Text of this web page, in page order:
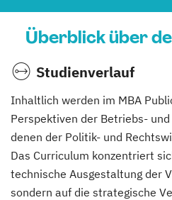
Überblick über
Studienverlauf
Inhaltlich werden im MBA
Perspektiven der Betriebs-
denen der Politik- und
Das Curriculum konzentriert
technische Ausgestaltung der
sondern auf die strategische